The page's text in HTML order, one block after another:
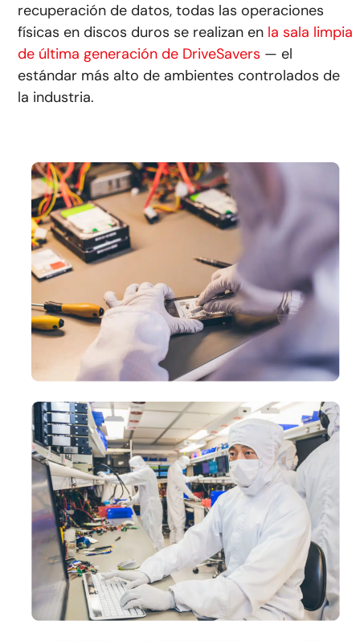
recuperación de datos, todas las operaciones
físicas en discos duros se realizan en la sala limpia
de última generación de DriveSavers — el
estándar más alto de ambientes controlados de
la industria.